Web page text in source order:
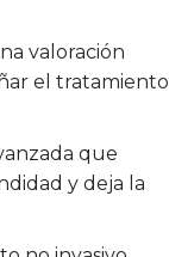
valoración
el tratamiento
que
y deja la